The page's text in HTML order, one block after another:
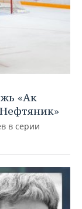
«Ак
в серии